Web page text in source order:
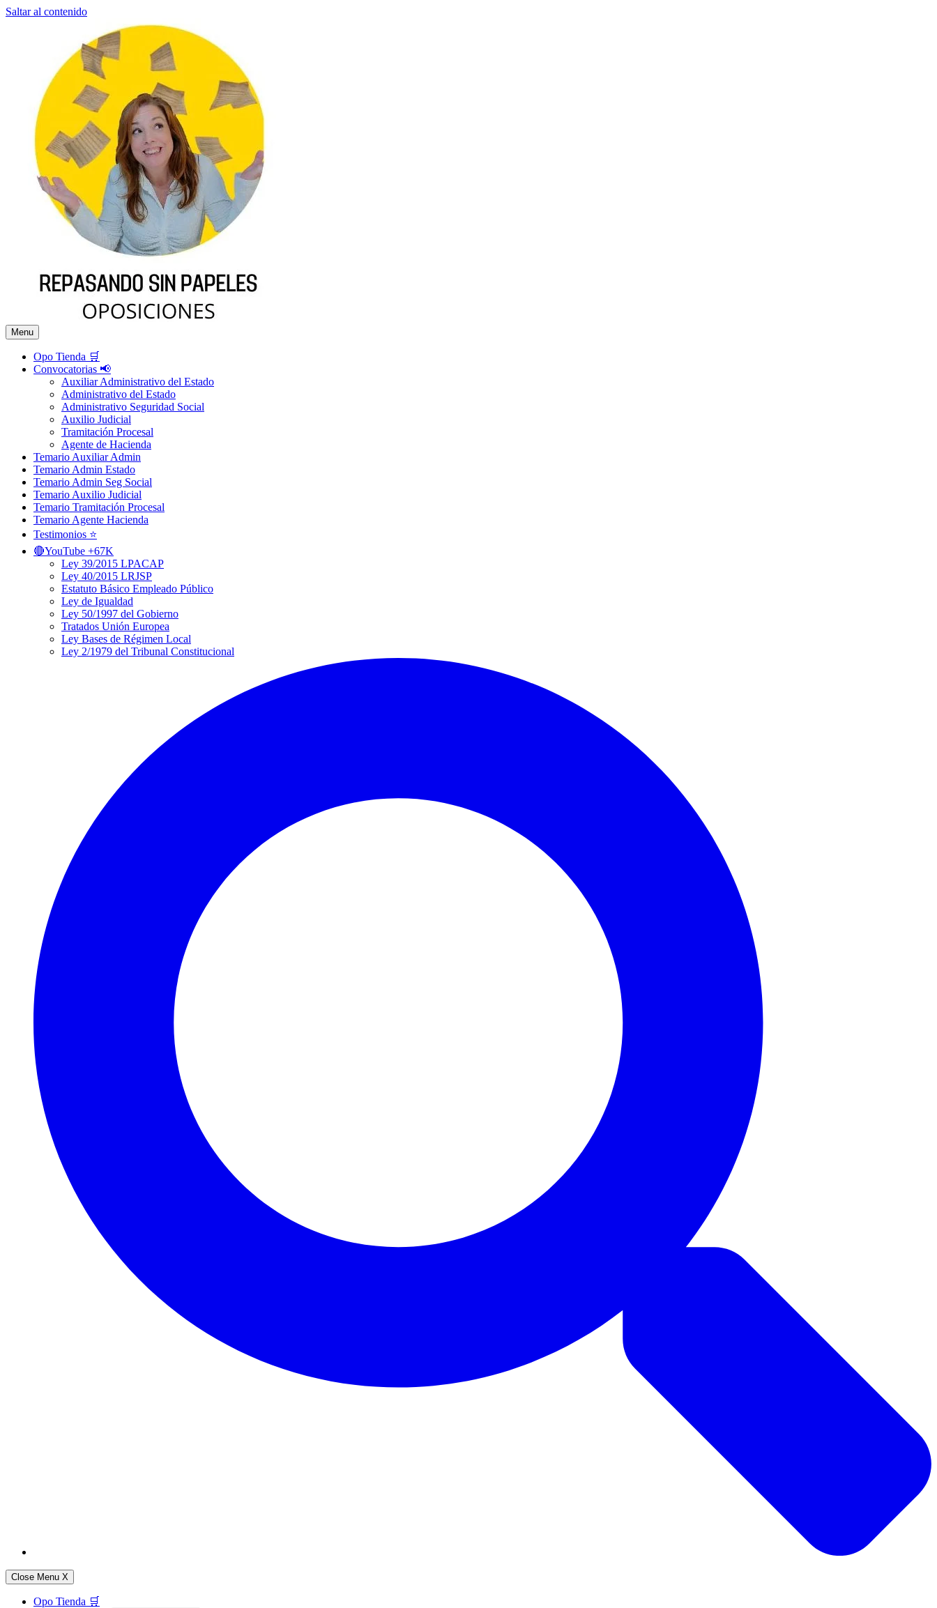
Saltar al contenido
Menu
Opo Tienda 🛒
Convocatorias 📢
Auxiliar Administrativo del Estado
Administrativo del Estado
Administrativo Seguridad Social
Auxilio Judicial
Tramitación Procesal
Agente de Hacienda
Temario Auxiliar Admin
Temario Admin Estado
Temario Admin Seg Social
Temario Auxilio Judicial
Temario Tramitación Procesal
Temario Agente Hacienda
Testimonios ⭐️
🔴YouTube +67K
Ley 39/2015 LPACAP
Ley 40/2015 LRJSP
Estatuto Básico Empleado Público
Ley de Igualdad
Ley 50/1997 del Gobierno
Tratados Unión Europea
Ley Bases de Régimen Local
Ley 2/1979 del Tribunal Constitucional
Close Menu X
Opo Tienda 🛒